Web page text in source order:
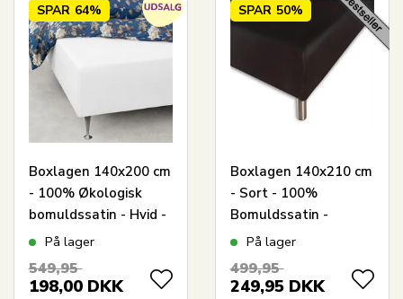
SPAR 64%
Boxlagen 140x200 cm
- 100% Økologisk
bomuldssatin - Hvid -
GOTS certificeret
På lager
549,95
198,00 DKK
SPAR 50%
Boxlagen 140x210 cm
- Sort - 100%
Bomuldssatin -
Faconlagen til madras
På lager
499,95
249,95 DKK